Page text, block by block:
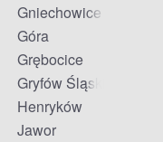
Gniechowice
Góra
Grębocice
Gryfów Śląski
Henryków
Jawor